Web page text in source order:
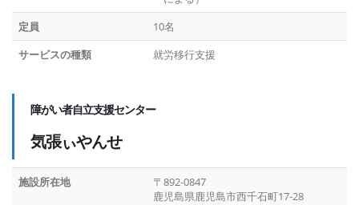
定員
10名
サービスの種類
就労移行支援
障がい者自立支援センター
気張ぃやんせ
施設所在地
〒892-0847
鹿児島県鹿児島市西千石町17-28